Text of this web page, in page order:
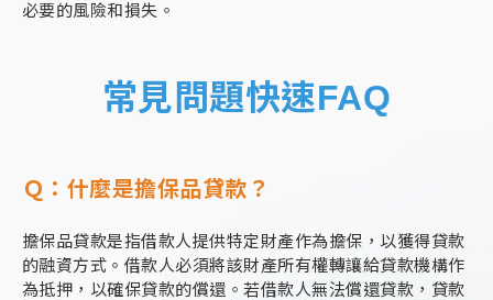
必要的風險和損失。
常見問題快速FAQ
Ｑ：什麼是擔保品貸款？
擔保品貸款是指借款人提供特定財產作為擔保，以獲得貸款
的融資方式。借款人必須將該財產所有權轉讓給貸款機構作
為抵押，以確保貸款的償還。若借款人無法償還貸款，貸款